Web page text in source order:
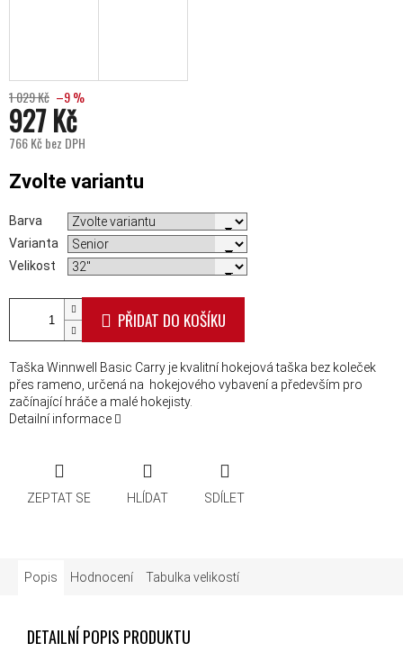
1 029 Kč –9 %
927 Kč
766 Kč bez DPH
Zvolte variantu
Barva
Varianta
Velikost
PŘIDAT DO KOŠÍKU
Taška Winnwell Basic Carry je kvalitní hokejová taška bez koleček
přes rameno, určená na hokejového vybavení a především pro
začínající hráče a malé hokejisty.
Detailní informace
ZEPTAT SE HLÍDAT SDÍLET
Popis Hodnocení Tabulka velikostí
DETAILNÍ POPIS PRODUKTU